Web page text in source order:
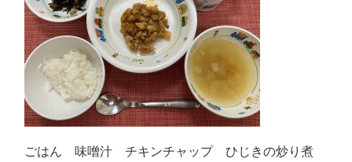
ごはん 味噌汁 チキンチャップ ひじきの炒り煮